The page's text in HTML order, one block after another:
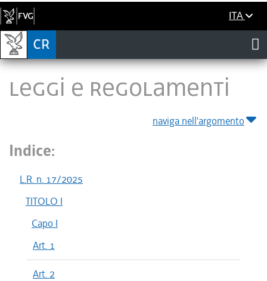
ITA
LEGGI E REGOLAMENTI
naviga nell'argomento
Indice:
L.R. n. 17/2025
TITOLO I
Capo I
Art. 1
Art. 2